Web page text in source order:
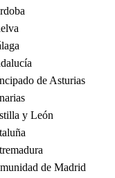
de Asturias
y León
de Madrid